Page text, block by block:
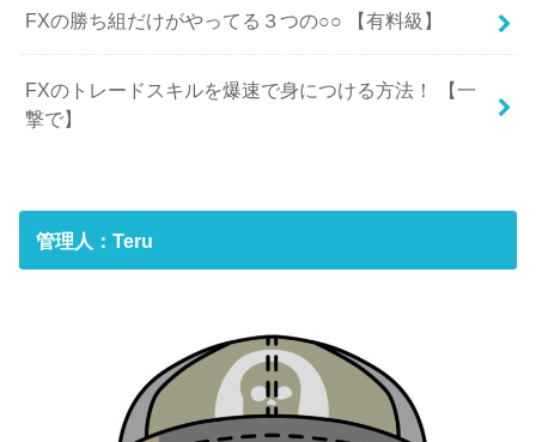
FXの勝ち組だけがやってる３つの○○ 【有料級】
FXのトレードスキルを爆速で身につける方法！ 【一
撃で】
管理人：Teru